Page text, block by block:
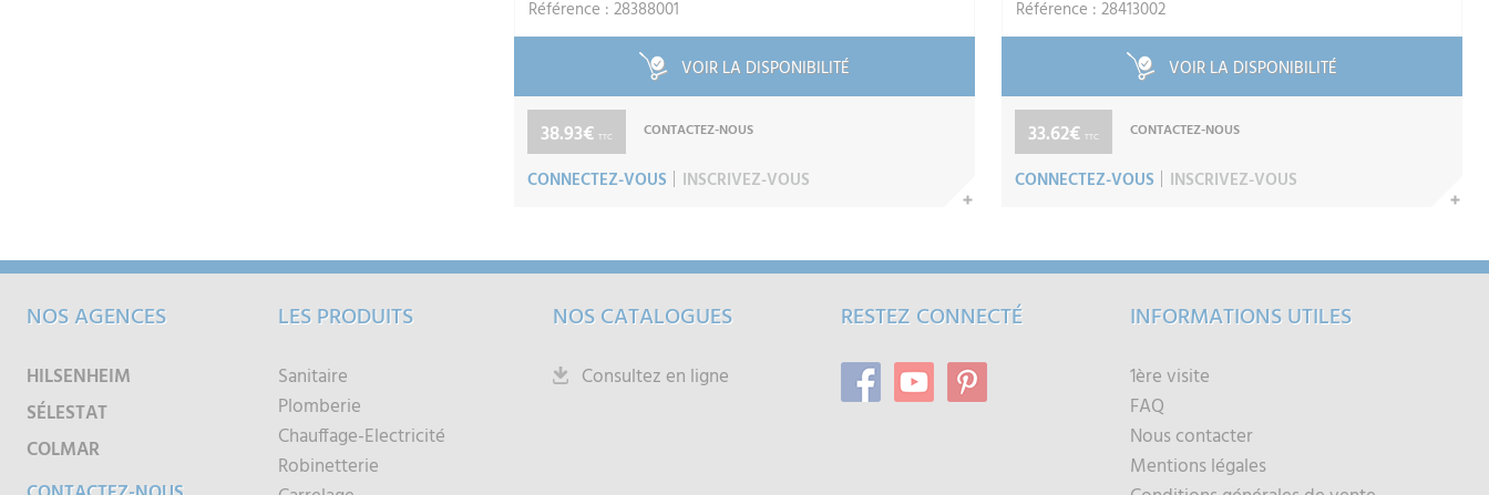
Référence : 28388001
VOIR LA DISPONIBILITÉ
38.93€ TTC CONTACTEZ-NOUS
CONNECTEZ-VOUS INSCRIVEZ-VOUS
Référence : 28413002
VOIR LA DISPONIBILITÉ
33.62€ TTC CONTACTEZ-NOUS
CONNECTEZ-VOUS INSCRIVEZ-VOUS
NOS AGENCES
HILSENHEIM
SÉLESTAT
COLMAR
LES PRODUITS
Sanitaire
Plomberie
Chauffage-Electricité
Robinetterie
NOS CATALOGUES
Consultez en ligne
RESTEZ CONNECTÉ INFORMATIONS UTILES
1ère visite
FAQ
Nous contacter
Mentions légales